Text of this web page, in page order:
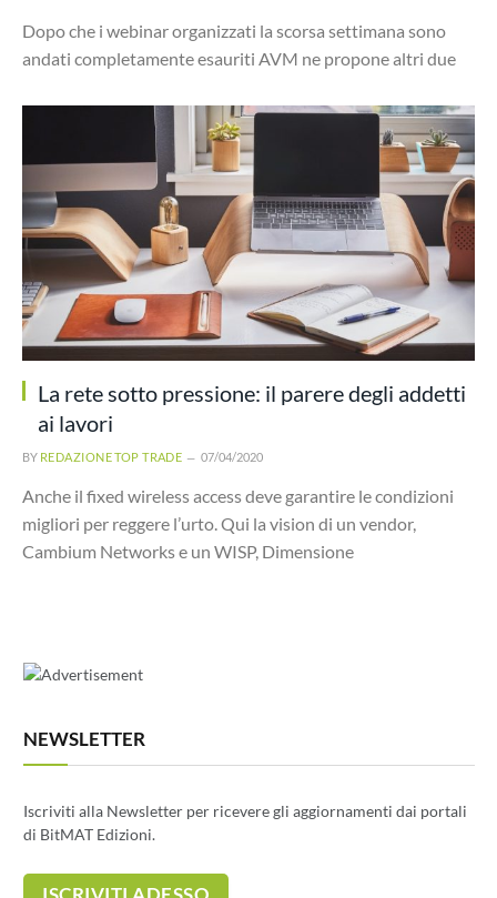
Dopo che i webinar organizzati la scorsa settimana sono
andati completamente esauriti AVM ne propone altri due
La rete sotto pressione: il parere degli addetti
ai lavori
BY REDAZIONE TOP TRADE 07/04/2020
Anche il fixed wireless access deve garantire le condizioni
migliori per reggere l’urto. Qui la vision di un vendor,
Cambium Networks e un WISP, Dimensione
NEWSLETTER
Iscriviti alla Newsletter per ricevere gli aggiornamenti dai portali
di BitMAT Edizioni.